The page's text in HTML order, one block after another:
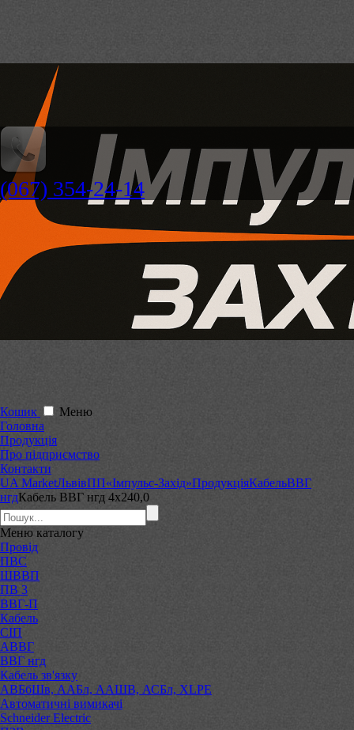
(067) 354-24-14
Кошик
Меню
Головна
Продукція
Про підприємство
Контакти
UA MarketЛьвівПП«Імпульс-Захід»ПродукціяКабельВВГ
нгдКабель ВВГ нгд 4х240,0
Меню каталогу
Провід
ПВС
ШВВП
ПВ 3
ВВГ-П
Кабель
СІП
АВВГ
ВВГ нгд
Кабель зв'язку
АВБбШв, ААБл, ААШВ, АСБл, XLPE
Автоматичні вимикачі
Schneider Electric